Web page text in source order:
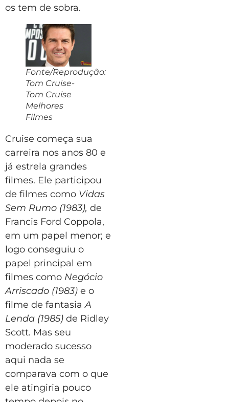
os tem de sobra.
Fonte/Reprodução:
Tom Cruise-
Tom Cruise
Melhores
Filmes
Cruise começa sua
carreira nos anos 80 e
já estrela grandes
filmes. Ele participou
de filmes como Vidas
Sem Rumo (1983), de
Francis Ford Coppola,
em um papel menor; e
logo conseguiu o
papel principal em
filmes como Negócio
Arriscado (1983) e o
filme de fantasiaA
Lenda (1985) de Ridley
Scott. Mas seu
moderado sucesso
aqui nada se
comparava com o que
ele atingiria pouco